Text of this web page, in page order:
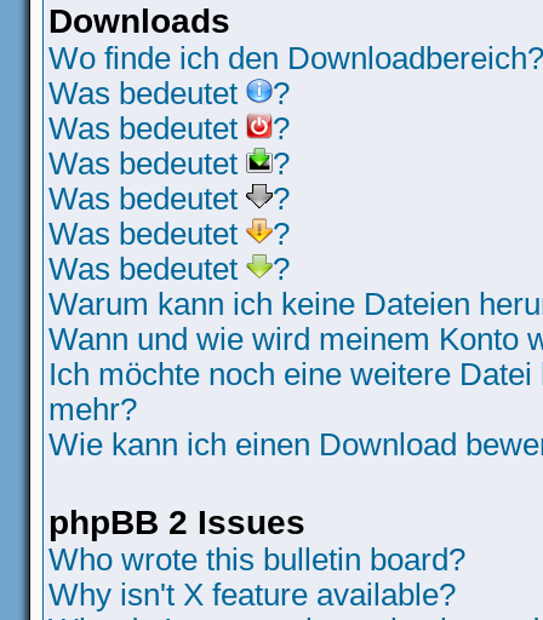
Downloads
Wo finde ich den Downloadbereich?
Was bedeutet
?
Was bedeutet
?
Was bedeutet
?
Was bedeutet
?
Was bedeutet
?
Was bedeutet
?
Warum kann ich keine Dateien
Wann und wie wird meinem Konto
Ich möchte noch eine weitere
mehr?
Wie kann ich einen Download
phpBB 2 Issues
Who wrote this bulletin board?
Why isn't X feature available?